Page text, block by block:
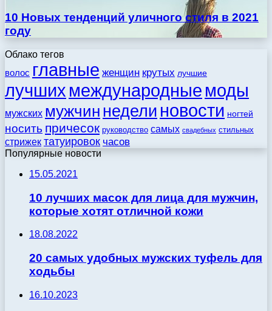
10 Новых тенденций уличного стиля в 2021
году
Облако тегов
волос главные женщин крутых лучшие
лучших международные моды
мужских мужчин недели новости ногтей
носить причесок руководство самых свадебных стильных
стрижек татуировок часов
Популярные новости
15.05.2021
10 лучших масок для лица для мужчин,
которые хотят отличной кожи
18.08.2022
20 самых удобных мужских туфель для
ходьбы
16.10.2023